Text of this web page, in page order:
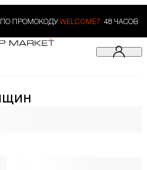
ПРОМОКОДУ WELCOME7. 48 ЧАСОВ